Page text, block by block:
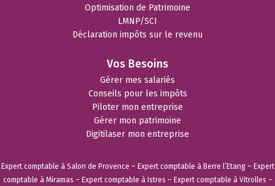
Optimisation de Patrimoine
LMNP/SCI
Déclaration impôts sur le revenu
Vos Besoins
Gérer mes salariés
Conseils pour les impôts
Piloter mon entreprise
Gérer mon patrimoine
Digitilaser mon entreprise
Expert comptable à Salon de Provence – Expert comptable à Berre l’Etang– Expert
comptable à Miramas – Expert comptable à Istres – Expert comptable à Vitrolles –